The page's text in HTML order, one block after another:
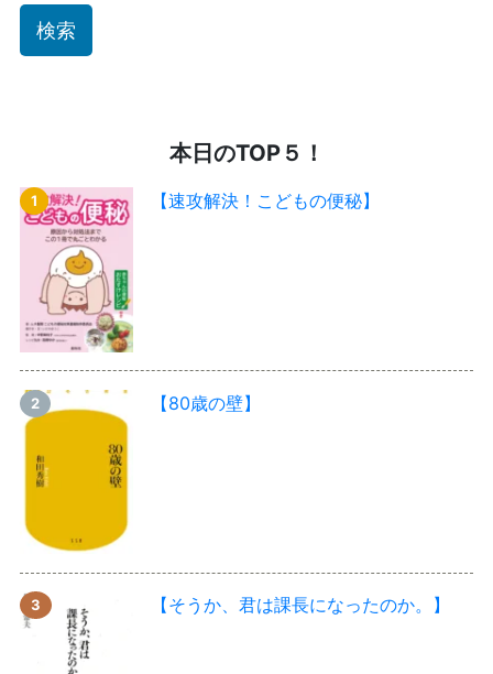
本日のTOP５！
【速攻解決！こどもの便秘】
【80歳の壁】
【そうか、君は課長になったのか。】